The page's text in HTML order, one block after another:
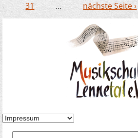
31
… nächste Seite ›